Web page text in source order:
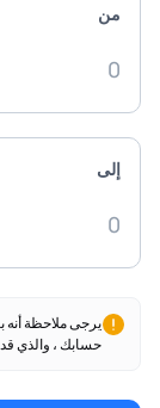
من
إلى
يرجى ملاحظة أنه
حسابك ، والذي